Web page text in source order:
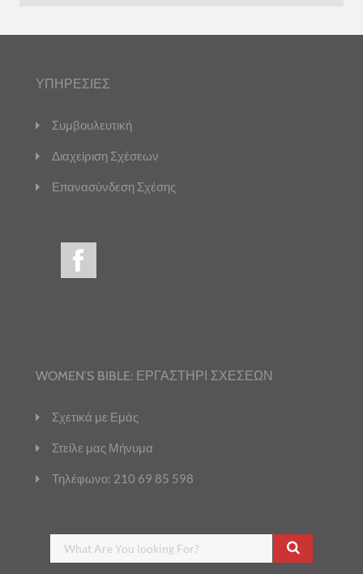
ΥΠΗΡΕΣΙΕΣ
Συμβουλευτική
Διαχείριση Σχέσεων
Επανασύνδεση Σχέσης
WOMEN’S BIBLE: ΕΡΓΑΣΤΗΡΙ ΣΧΕΣΕΩΝ
Σχετικά με Εμάς
Στείλε μας Μήνυμα
Τηλέφωνο: 210 69 85 598